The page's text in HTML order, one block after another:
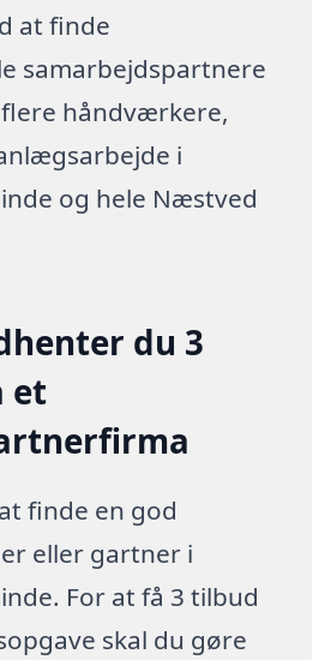
at finde
samarbejdspartnere
håndværkere,
i
og hele Næstved
du 3
et
finde en god
eller gartner i
For at få 3 tilbud
skal du gøre